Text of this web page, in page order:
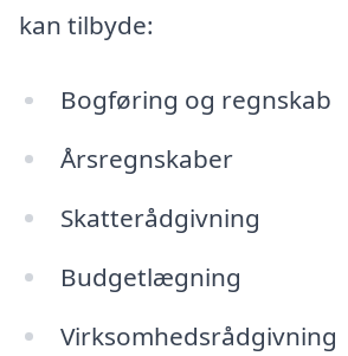
kan tilbyde:
Bogføring og regnskab
Årsregnskaber
Skatterådgivning
Budgetlægning
Virksomhedsrådgivning